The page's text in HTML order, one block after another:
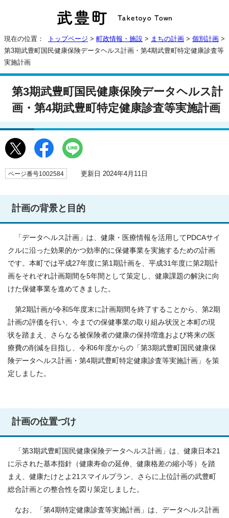
現在の位置： トップページ > 町政情報・施設 > まちの計画 > 個別計画 >
第3期武豊町国民健康保険データヘルス計画・第4期武豊町特定健康診査等
実施計画
第3期武豊町国民健康保険データヘルス計
画・第4期武豊町特定健康診査等実施計画
ページ番号1002584 更新日 2024年4月11日
計画の背景と目的
「データヘルス計画」は、健康・医療情報を活用してPDCAサイ
クルに沿った効果的かつ効率的に保健事業を実施するための計画
です。本町では平成27年度に第1期計画を、平成31年度に第2期計
画をそれぞれ計画期間を5年間として策定し、健康課題の解決に向
けた保健事業を進めてきました。
第2期計画が令和5年度末に計画期間を終了することから、第2期
計画の評価を行い、今までの保健事業の取り組み状況と本町の現
状を踏まえ、さらなる被保険者の健康の保持増進および将来の医
療費の削減を目指し、令和6年度からの「第3期武豊町国民健康保
険データヘルス計画・第4期武豊町特定健康診査等実施計画」を策
定しました。
計画の位置づけ
「第3期武豊町国民健康保険データヘルス計画」は、健康日本21
に示された基本指針（健康寿命の延伸、健康格差の縮小等）を踏
まえ、健康たけとよ21スマイルプラン、さらに上位計画の武豊町
総合計画との整合性を図り策定しました。
なお、「第4期特定健康診査等実施計画」は、データヘルス計画